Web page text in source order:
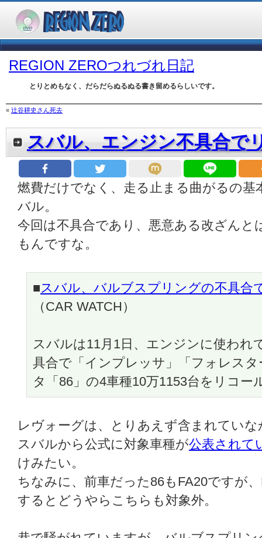
REGION ZEROつれづれ日記
とりとめもなく、だらだらぬるぬる書き留めるらしいです。
« 辻谷耕史さん死去
スバル、エンジン不具合で
燃費だけでなく、走る止まる曲がるの
バル。
今回は不具合であり、悪意ある改ざん
もんですな。
■スバル、バルブスプリングの不具合
（CAR WATCH）
スバルは11月1日、エンジンに使われ
具合で「インプレッサ」「フォレス
タ「86」の4車種10万1153台をリコー
レヴォーグは、とりあえず含まれていな
スバルから公式に対象車種が公表されて
けみたい。
ちなみに、前車だった86もFA20ですが
するとどうやらこちらも対象外。